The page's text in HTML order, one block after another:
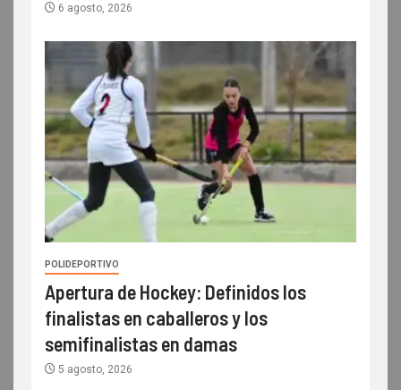
6 agosto, 2026
POLIDEPORTIVO
Apertura de Hockey: Definidos los
finalistas en caballeros y los
semifinalistas en damas
5 agosto, 2026